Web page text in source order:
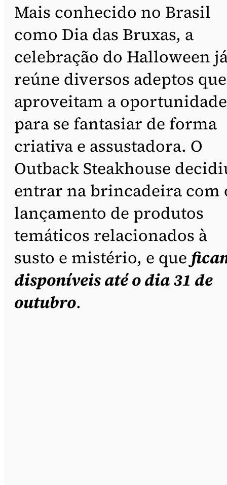
Mais conhecido no Brasil
como Dia das Bruxas, a
celebração do Halloween
reúne diversos adeptos que
aproveitam a oportunidade
para se fantasiar de forma
criativa e assustadora. O
Outback Steakhouse
entrar na brincadeira com
lançamento de produtos
temáticos relacionados à
susto e mistério, e que
disponíveis até o dia 31 de
outubro.